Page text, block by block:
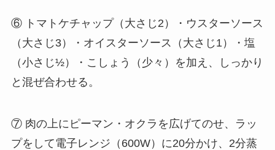
⑥ トマトケチャップ（大さじ2）・ウスターソース
（大さじ3）・オイスターソース（大さじ1）・塩
（小さじ½）・こしょう（少々）を加え、しっかり
と混ぜ合わせる。
⑦ 肉の上にピーマン・オクラを広げてのせ、ラッ
プをして電子レンジ（600W）に20分かけ、2分蒸